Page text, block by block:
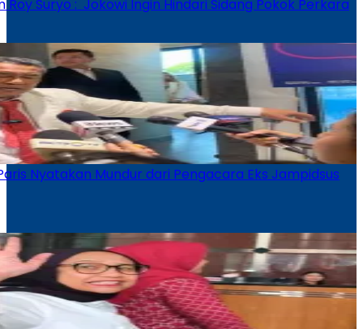
Roy Suryo : Jokowi Ingin Hindari Sidang Pokok Perkara
Nyatakan Mundur dari Pengacara Eks Jampidsus